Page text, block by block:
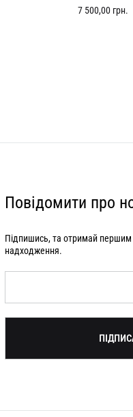
7 500,00 грн.
Повідомити про
Підпишись, та отримай першим
надходження.